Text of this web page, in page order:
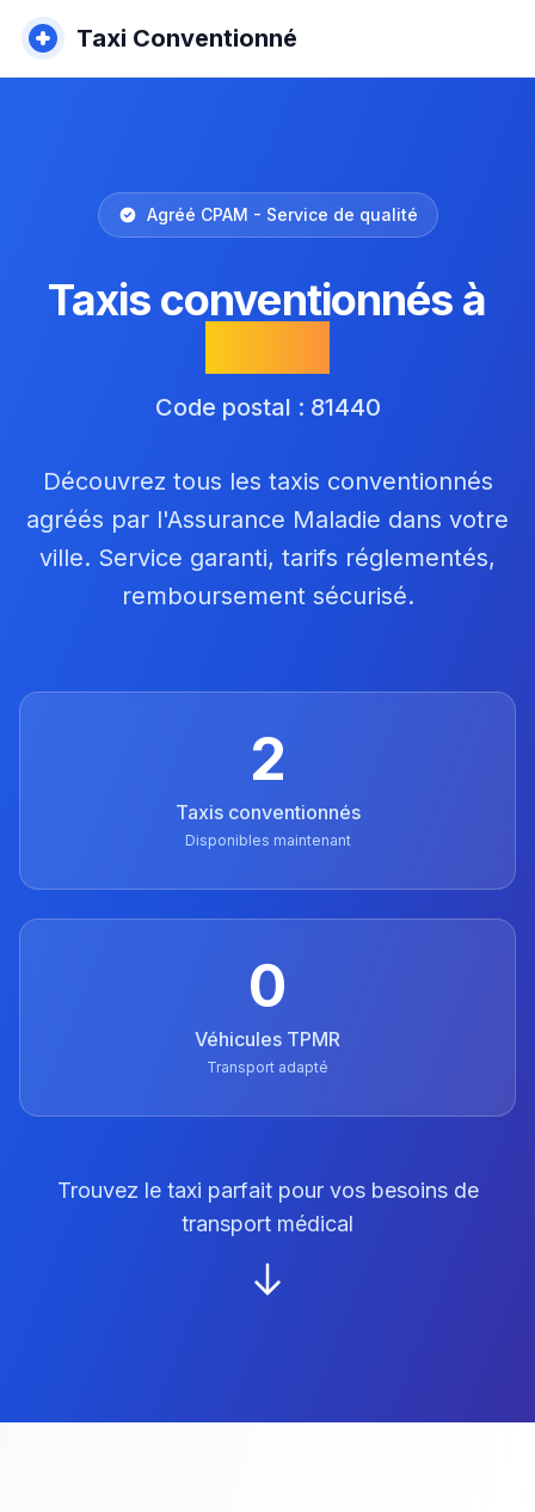
Taxi Conventionné
Agréé CPAM - Service de qualité
Taxis conventionnés à
Code postal : 81440
Découvrez tous les taxis conventionnés
agréés par l'Assurance Maladie dans votre
ville. Service garanti, tarifs réglementés,
remboursement sécurisé.
2
Taxis conventionnés
Disponibles maintenant
0
Véhicules TPMR
Transport adapté
Trouvez le taxi parfait pour vos besoins de
transport médical